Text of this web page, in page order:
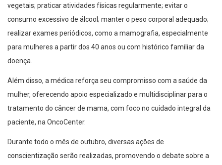
vegetais; praticar atividades físicas regularmente; evitar o
consumo excessivo de álcool; manter o peso corporal adequado;
realizar exames periódicos, como a mamografia, especialmente
para mulheres a partir dos 40 anos ou com histórico familiar da
doença.
Além disso, a médica reforça seu compromisso com a saúde da
mulher, oferecendo apoio especializado e multidisciplinar para o
tratamento do câncer de mama, com foco no cuidado integral da
paciente, na OncoCenter.
Durante todo o mês de outubro, diversas ações de
conscientização serão realizadas, promovendo o debate sobre a